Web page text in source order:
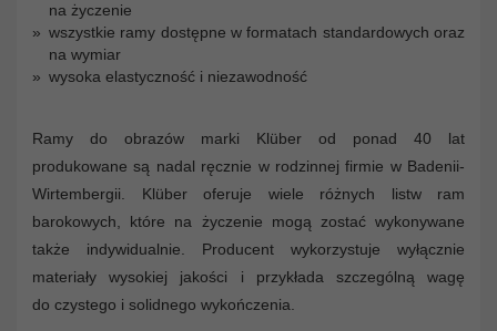
na życzenie
wszystkie ramy dostępne w formatach standardowych oraz
na wymiar
wysoka elastyczność i niezawodność
Ramy do obrazów marki Klüber od ponad 40 lat
produkowane są nadal ręcznie w rodzinnej firmie w Badenii-
Wirtembergii. Klüber oferuje wiele różnych listw ram
barokowych, które na życzenie mogą zostać wykonywane
także indywidualnie. Producent wykorzystuje wyłącznie
materiały wysokiej jakości i przykłada szczególną wagę
do czystego i solidnego wykończenia.